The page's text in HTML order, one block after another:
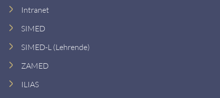
Intranet
SIMED
SIMED-L (Lehrende)
ZAMED
ILIAS